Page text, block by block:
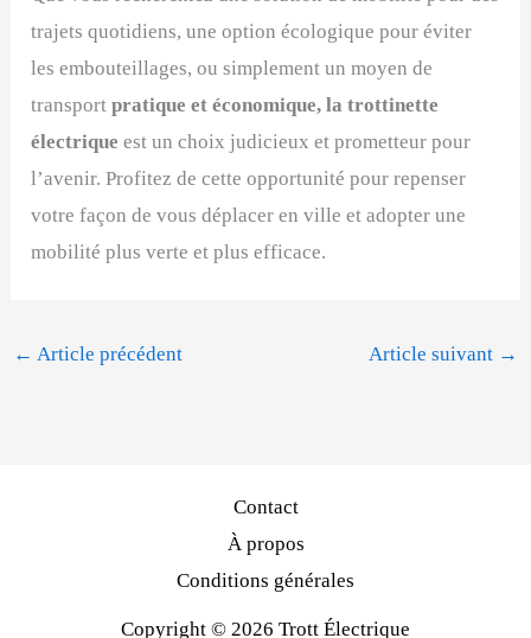
trajets quotidiens, une option écologique pour éviter
les embouteillages, ou simplement un moyen de
transportpratique et économique, la trottinette
électriqueest un choix judicieux et prometteur pour
l’avenir. Profitez de cette opportunité pour repenser
votre façon de vous déplacer en ville et adopter une
mobilité plus verte et plus efficace.
← Article précédent Article suivant →
Contact
À propos
Conditions générales
Copyright © 2026 Trott Électrique